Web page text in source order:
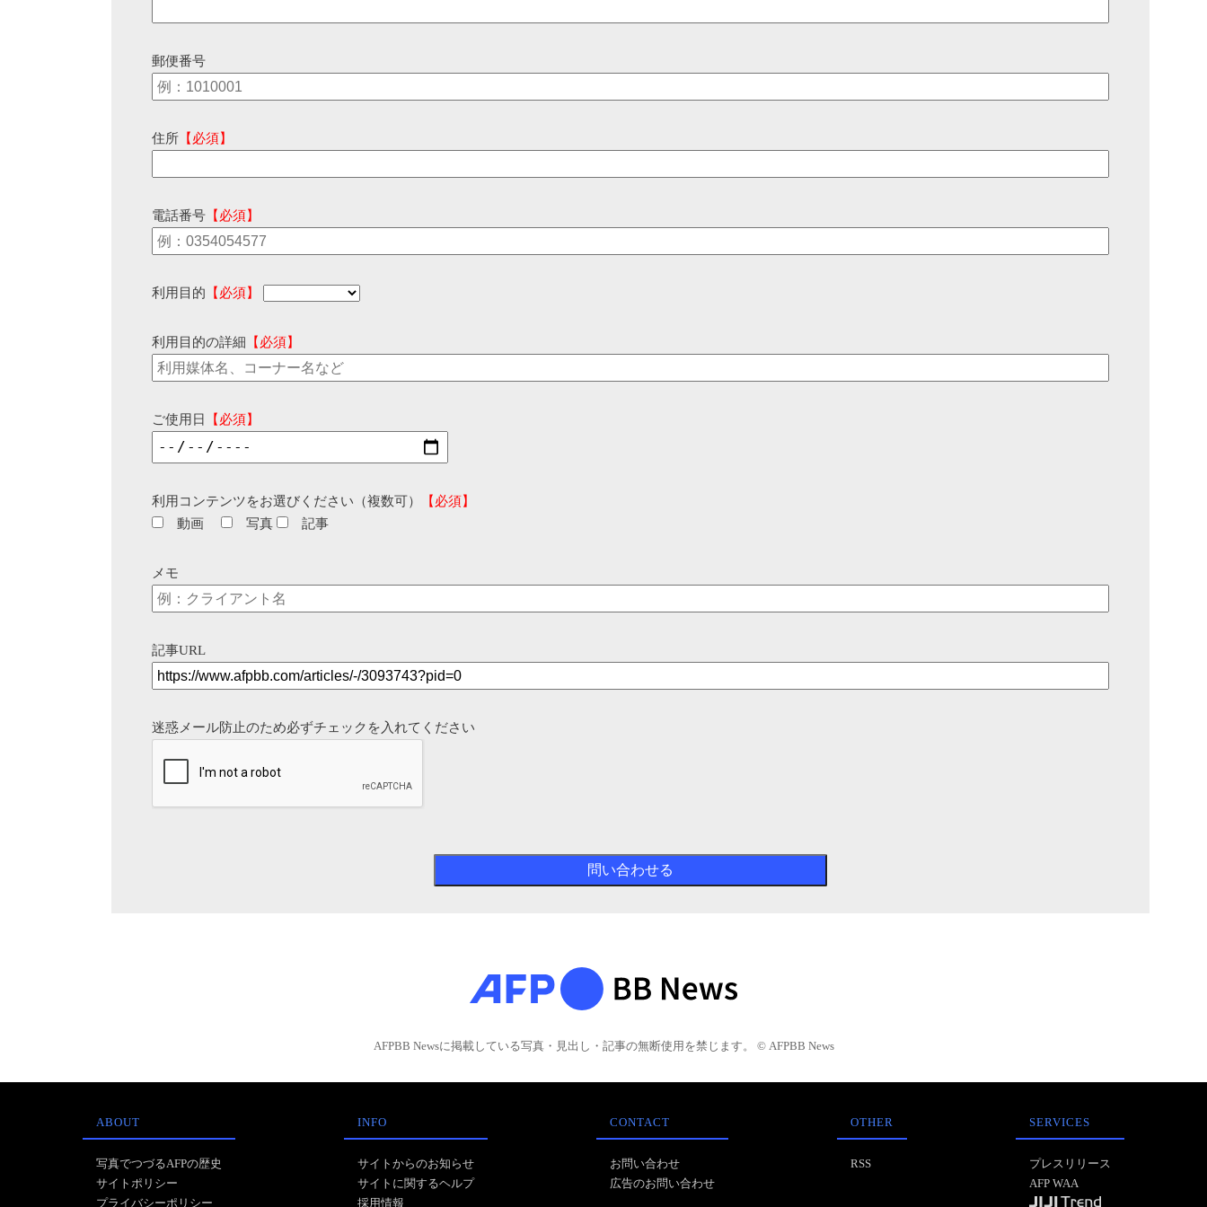
郵便番号
住所 【必須】
電話番号 【必須】
利用目的 【必須】
利用目的の詳細 【必須】
ご使用日 【必須】
利用コンテンツをお選びください（複数可）
【必須】
動画
写真 記事
メモ
記事URL
迷惑メール防止のため必ずチェックを入れてください
AFPBB Newsに掲載している写真・見出し・記事の無断使用を禁じます。 © AFPBB News
ABOUT
写真でつづるAFPの歴史
サイトポリシー
プライバシーポリシー
INFO
サイトからのお知らせ
サイトに関するヘルプ
採用情報
CONTACT
お問い合わせ
広告のお問い合わせ
OTHER
RSS
SERVICES
プレスリリース
AFP WAA